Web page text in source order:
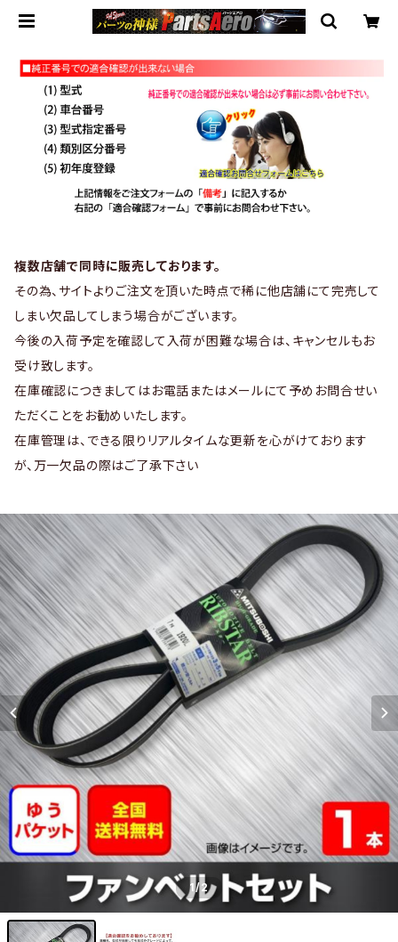
複数店舗で同時に販売しております。
その為、サイトよりご注文を頂いた時点で稀に他店舗にて完売して
しまい欠品してしまう場合がございます。
今後の入荷予定を確認して入荷が困難な場合は、キャンセルもお
受け致します。
在庫確認につきましてはお電話またはメールにて予めお問合せい
ただくことをお勧めいたします。
在庫管理は、できる限りリアルタイムな更新を心がけております
が、万一欠品の際はご了承下さい
1/2